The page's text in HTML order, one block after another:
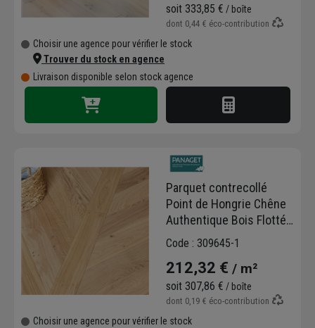
soit 333,85 € / boîte
dont 0,44 € éco-contribution
Choisir une agence pour vérifier le stock
Trouver du stock en agence
Livraison disponible selon stock agence
Parquet contrecollé
Point de Hongrie Chêne
Authentique Bois Flotté -
650,0 MM x 139 MM - ép.
Code : 309645-1
212,32 € / m²
soit 307,86 € / boîte
dont 0,19 € éco-contribution
Choisir une agence pour vérifier le stock